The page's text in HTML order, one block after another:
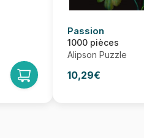
Passion
1000 pièces
Alipson Puzzle
10,29€